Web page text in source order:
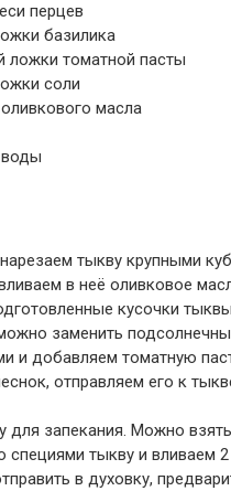
перцев
базилика
ложки томатной пасты
соли
масла
тыкву крупными
в неё оливковое
кусочки
заменить
и добавляем томатную
отправляем его к
для запекания. Можно
тыкву и вливаем
в духовку,